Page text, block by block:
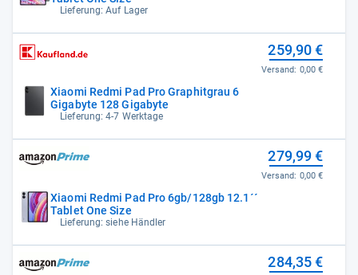
Lieferung: Auf Lager
Xiaomi Redmi Pad Pro Graphitgrau 6
Gigabyte 128 Gigabyte
Lieferung: 4-7 Werktage
259,90 €
Versand: 0,00 €
Xiaomi Redmi Pad Pro 6gb/128gb 12.1´´
Tablet One Size
Lieferung: siehe Händler
279,99 €
Versand: 0,00 €
284,35 €